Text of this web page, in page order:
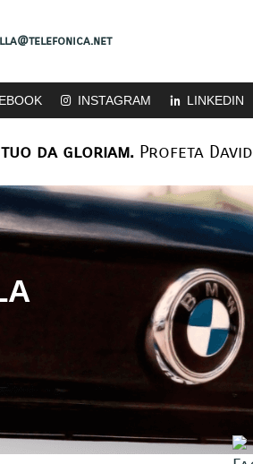
INSTAGRAM LINKEDIN
tuo da gloriam.Profeta David